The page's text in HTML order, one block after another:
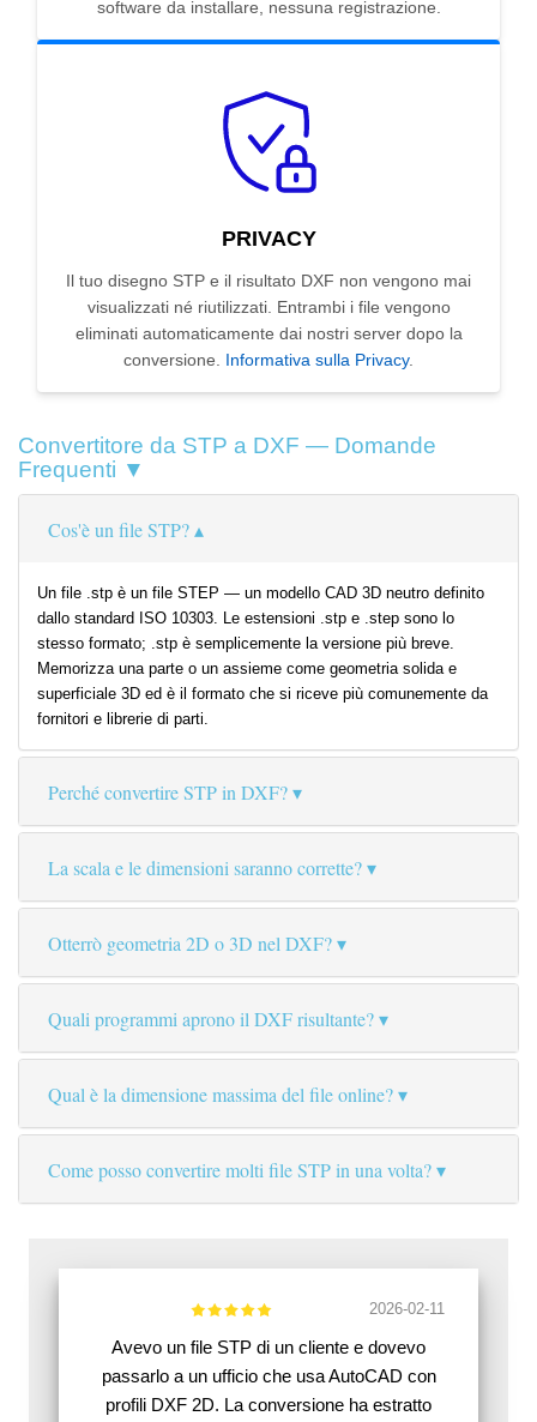
software da installare, nessuna registrazione.
PRIVACY
Il tuo disegno STP e il risultato DXF non vengono mai
visualizzati né riutilizzati. Entrambi i file vengono
eliminati automaticamente dai nostri server dopo la
conversione. Informativa sulla Privacy.
Convertitore da STP a DXF — Domande
Frequenti ▼
Cos'è un file STP?
Un file .stp è un file STEP — un modello CAD 3D neutro definito
dallo standard ISO 10303. Le estensioni .stp e .step sono lo
stesso formato; .stp è semplicemente la versione più breve.
Memorizza una parte o un assieme come geometria solida e
superficiale 3D ed è il formato che si riceve più comunemente da
fornitori e librerie di parti.
Perché convertire STP in DXF?
La scala e le dimensioni saranno corrette?
Otterrò geometria 2D o 3D nel DXF?
Quali programmi aprono il DXF risultante?
Qual è la dimensione massima del file online?
Come posso convertire molti file STP in una volta?
2026-02-11
Avevo un file STP di un cliente e dovevo
passarlo a un ufficio che usa AutoCAD con
profili DXF 2D. La conversione ha estratto